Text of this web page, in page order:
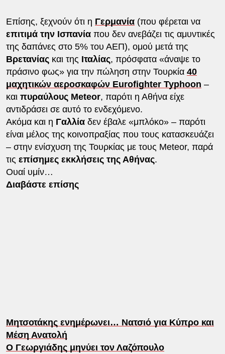
Επίσης, ξεχνούν ότι η Γερμανία (που φέρεται να
επιτιμά την Ισπανίαπου δεν ανεβάζει τις αμυντικές
της δαπάνες στο 5% του ΑΕΠ), ομού μετά της
Βρετανίας και της Ιταλίας, πρόσφατα «άναψε το
πράσινο φως» για την πώληση στην Τουρκία 40
μαχητικών αεροσκαφών Eurofighter Typhoon –
και πυραύλους Meteor, παρότι η Αθήνα είχε
αντιδράσει σε αυτό το ενδεχόμενο.
Ακόμα και η Γαλλία δεν έβαλε «μπλόκο» – παρότι
είναι μέλος της κοινοπραξίας που τους κατασκευάζει
– στην ενίσχυση της Τουρκίας με τους Meteor, παρά
τις επίσημες εκκλήσεις της Αθήνας.
Ουαί υμίν…
Διαβάστε επίσης
Μητσοτάκης ενημέρωνει… Νατσιό για Κύπρο και
Μέση Ανατολή
Ο Γεωργιάδης μηνύει τον Λαζόπουλο